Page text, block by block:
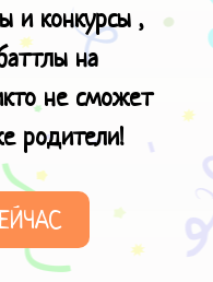
и конкурсы ,
на
не сможет
родители!